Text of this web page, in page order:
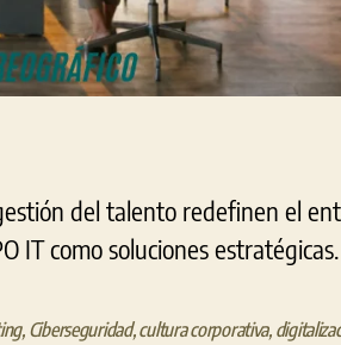
del talento redefinen el
IT como soluciones estratégicas.
, Ciberseguridad,cultura corporativa,